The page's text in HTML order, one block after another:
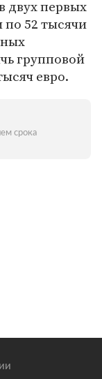
двух первых
52 тысячи
групповой
евро.
срока